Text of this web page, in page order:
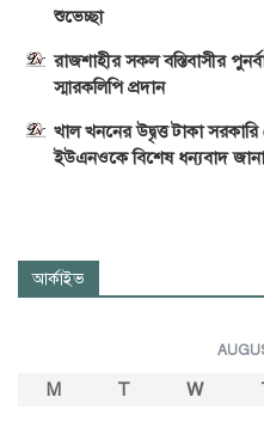
শুভেচ্ছা
রাজশাহীর সকল বস্তিবাসীর
স্মারকলিপি প্রদান
খাল খননের উদ্বৃত্ত টাকা
ইউএনওকে বিশেষ ধন্যবাদ
আর্কাইভ
M T W